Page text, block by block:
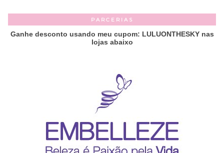
PARCERIAS
Ganhe desconto usando meu cupom: LULUONTHESKY nas
lojas abaixo